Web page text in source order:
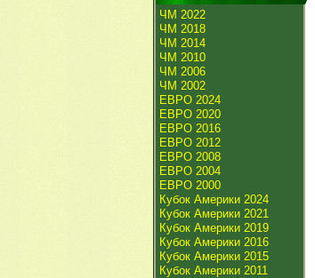
ЧМ 2022
ЧМ 2018
ЧМ 2014
ЧМ 2010
ЧМ 2006
ЧМ 2002
ЕВРО 2024
ЕВРО 2020
ЕВРО 2016
ЕВРО 2012
ЕВРО 2008
ЕВРО 2004
ЕВРО 2000
Кубок Америки 2024
Кубок Америки 2021
Кубок Америки 2019
Кубок Америки 2016
Кубок Америки 2015
Кубок Америки 2011